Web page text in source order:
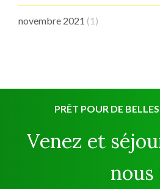
novembre 2021 (1)
PRÊT POUR DE
Venez et
nous